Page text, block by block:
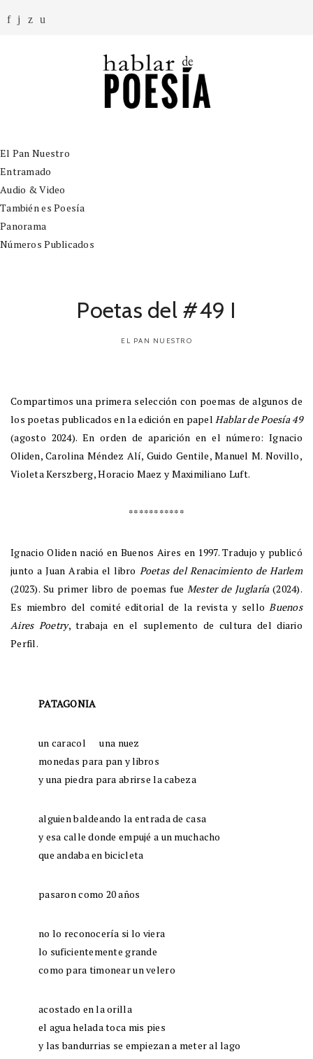
El Pan Nuestro
Entramado
Audio & Video
También es Poesía
Panorama
Números Publicados
Poetas del #49 I
EL PAN NUESTRO
Compartimos una primera selección con poemas de algunos de
los poetas publicados en la edición en papelHablar de Poesía 49
(agosto 2024). En orden de aparición en el número: Ignacio
Oliden, Carolina Méndez Alí, Guido Gentile, Manuel M. Novillo,
Violeta Kerszberg, Horacio Maez y Maximiliano Luft.
***********
Ignacio Oliden nació en Buenos Aires en 1997. Tradujo y publicó
junto a Juan Arabia el libro Poetas del Renacimiento de Harlem
(2023). Su primer libro de poemas fue Mester de Juglaría(2024).
Es miembro del comité editorial de la revista y selloBuenos
Aires Poetry, trabaja en el suplemento de cultura del diario
Perfil.
PATAGONIA
un caracol una nuez
monedas para pan y libros
y una piedra para abrirse la cabeza
alguien baldeando la entrada de casa
y esa calle donde empujé a un muchacho
que andaba en bicicleta
pasaron como 20 años
no lo reconocería si lo viera
lo suficientemente grande
como para timonear un velero
acostado en la orilla
el agua helada toca mis pies
y las bandurrias se empiezan a meter al lago